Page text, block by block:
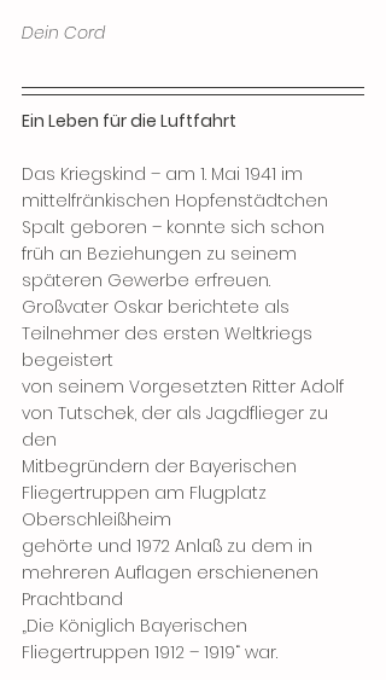
Dein Cord
Ein Leben für die Luftfahrt
Das Kriegskind – am 1. Mai 1941 im
mittelfränkischen Hopfenstädtchen
Spalt geboren – konnte sich schon
früh an Beziehungen zu seinem
späteren Gewerbe erfreuen.
Großvater Oskar berichtete als
Teilnehmer des ersten Weltkriegs
begeistert
von seinem Vorgesetzten Ritter Adolf
von Tutschek, der als Jagdflieger zu
den
Mitbegründern der Bayerischen
Fliegertruppen am Flugplatz
Oberschleißheim
gehörte und 1972 Anlaß zu dem in
mehreren Auflagen erschienenen
Prachtband
„Die Königlich Bayerischen
Fliegertruppen 1912 – 1919“ war.